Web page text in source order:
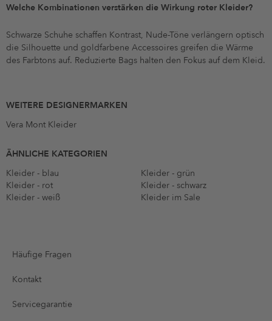
Welche Kombinationen verstärken die Wirkung roter Kleider?
Schwarze Schuhe schaffen Kontrast, Nude-Töne verlängern optisch
die Silhouette und goldfarbene Accessoires greifen die Wärme
des Farbtons auf. Reduzierte Bags halten den Fokus auf dem Kleid.
WEITERE DESIGNERMARKEN
Vera Mont Kleider
ÄHNLICHE KATEGORIEN
Kleider - blau
Kleider - grün
Kleider - rot
Kleider - schwarz
Kleider - weiß
Kleider im Sale
Häufige Fragen
Kontakt
Servicegarantie